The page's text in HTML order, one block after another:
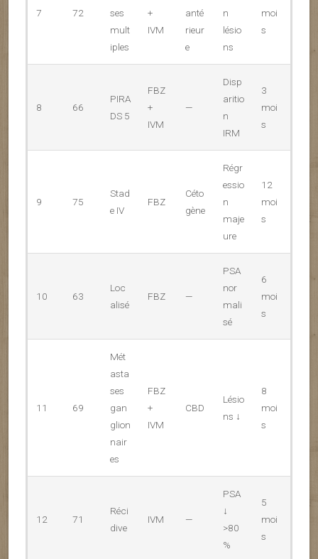
7 72
ses
mult
iples
+
IVM
anté
rieur
e
n
lésio
ns
moi
s
8 66
PIRA
DS 5
FBZ
+
IVM
—
Disp
aritio
n
IRM
3
moi
s
9 75
Stad
e IV
FBZ
Céto
gène
Régr
essio
n
maje
ure
12
moi
s
10 63
Loc
alisé
FBZ —
PSA
nor
mali
sé
6
moi
s
11 69
Mét
asta
ses
gan
glion
nair
es
FBZ
+
IVM
CBD
Lésio
ns ↓
8
moi
s
12 71
Réci
dive
IVM —
PSA
↓
>80
%
5
moi
s